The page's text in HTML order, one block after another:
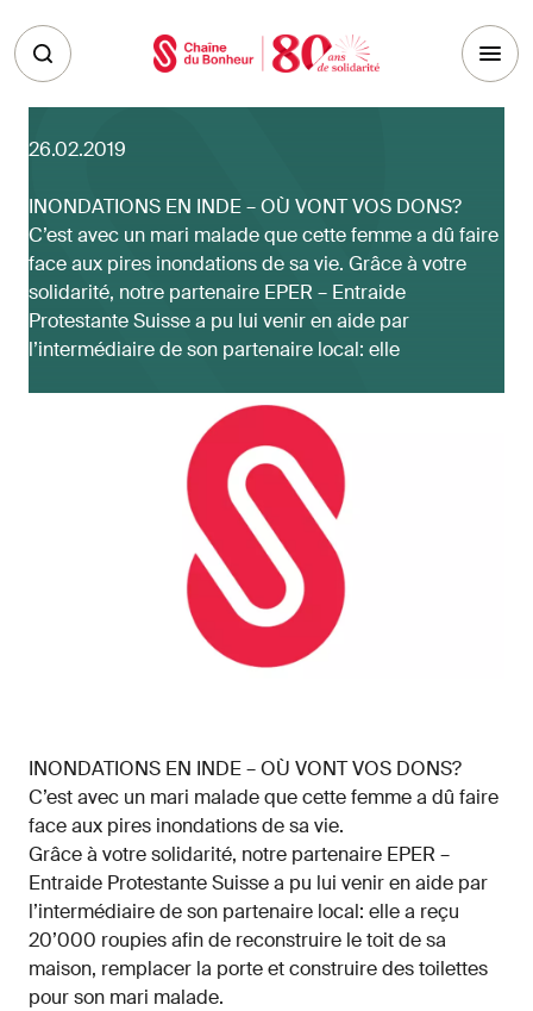
26.02.2019
INONDATIONS EN INDE – OÙ VONT VOS DONS?
C’est avec un mari malade que cette femme a dû faire
face aux pires inondations de sa vie. Grâce à votre
solidarité, notre partenaire EPER – Entraide
Protestante Suisse a pu lui venir en aide par
l’intermédiaire de son partenaire local: elle
INONDATIONS EN INDE – OÙ VONT VOS DONS?
C’est avec un mari malade que cette femme a dû faire
face aux pires inondations de sa vie.
Grâce à votre solidarité, notre partenaire EPER –
Entraide Protestante Suisse a pu lui venir en aide par
l’intermédiaire de son partenaire local: elle a reçu
20’000 roupies afin de reconstruire le toit de sa
maison, remplacer la porte et construire des toilettes
pour son mari malade.